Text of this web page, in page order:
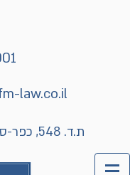
law.co.il
ת.ד. 548, כפר-סבא 44104